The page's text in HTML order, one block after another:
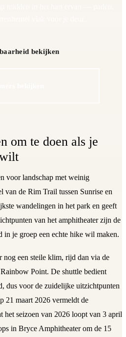
bekijken
om te doen als je
voor landschap met weinig
van de Rim Trail tussen Sunrise en
wandelingen in het park en geeft
van het amphitheater zijn de
in je groep een echte hike wil maken.
nog een steile klim, rijd dan via de
Point. De shuttle bedient
dus voor de zuidelijke uitzichtpunten
21 maart 2026 vermeldt de
het seizoen van 2026 loopt van 3 april
in Bryce Amphitheater om de 15